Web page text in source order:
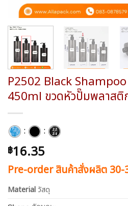
P2502 Black
450ml ขวดหัวปั๊มพลาสติ
: :
฿16.35
Pre-order สินค้าสั่งผลิต 30-
Material วัสดุ